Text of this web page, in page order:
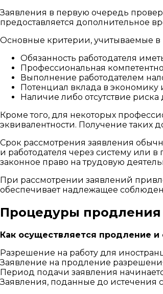
Заявления в первую очередь
предоставляется дополнительное
Основные критерии, учитываемые
Обязанность работодателя
Профессиональная
Выполнение работодателем
Потенциал вклада в экономику
Наличие либо отсутствие
Кроме того, для некоторых
эквивалентности. Получение таких
Срок рассмотрения заявления
и работодателя через систему или
законное право на трудовую
При рассмотрении заявлений
обеспечивает надлежащее
Процедуры продления
Как осуществляется продление
Разрешение на работу для
Заявление на продление
Период подачи заявления
Заявления, поданные до истечения